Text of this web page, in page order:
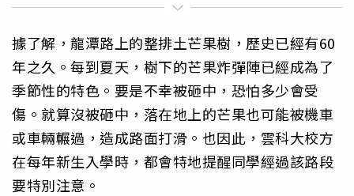
據了解，龍潭路上的整排土芒果樹，歷史已經有60
年之久。每到夏天，樹下的芒果炸彈陣已經成為了
季節性的特色。要是不幸被砸中，恐怕多少會受
傷。就算沒被砸中，落在地上的芒果也可能被機車
或車輛輾過，造成路面打滑。也因此，雲科大校方
在每年新生入學時，都會特地提醒同學經過該路段
要特別注意。